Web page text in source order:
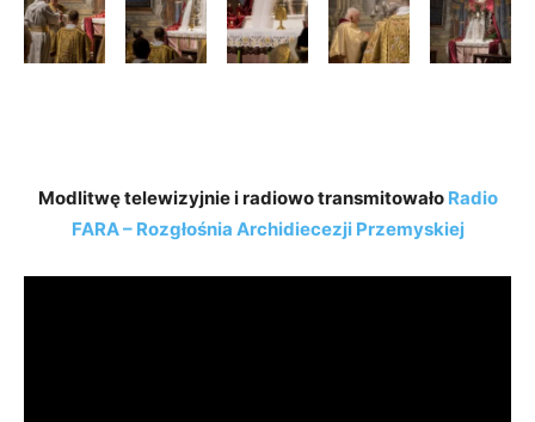
Modlitwę telewizyjnie i radiowo transmitowało Radio
FARA – Rozgłośnia Archidiecezji Przemyskiej